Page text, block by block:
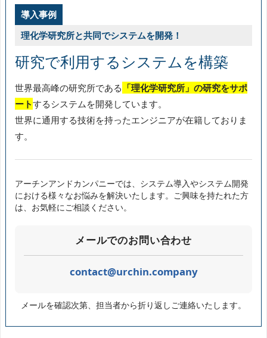
導入事例
理化学研究所と共同でシステムを開発！
研究で利用するシステムを構築
世界最高峰の研究所である 「理化学研究所」の研究をサポ
ートするシステムを開発しています。
世界に通用する技術を持ったエンジニアが在籍しておりま
す。
アーチンアンドカンパニーでは、システム導入やシステム開発
における様々なお悩みを解決いたします。ご興味を持たれた方
は、お気軽にご相談ください。
メールでのお問い合わせ
contact@urchin.company
メールを確認次第、担当者から折り返しご連絡いたします。